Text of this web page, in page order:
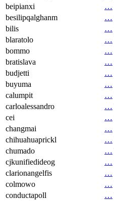
beipianxi
…
besilipqalghanm
…
bilis
…
blaratolo
…
bommo
…
bratislava
…
budjetti
…
buyuma
…
calumpit
…
carloalessandro
…
cei
…
changmai
…
chihuahuaprickl
…
chumado
…
cjkunifiedideog
…
clarionangelfis
…
colmowo
…
conductapoll
…